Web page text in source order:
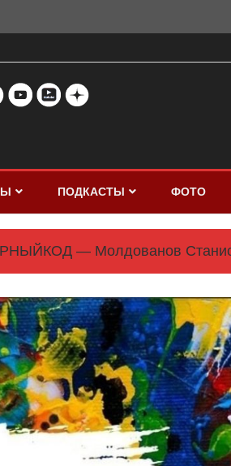
ПОДКАСТЫ ФОТО
— Молдованов